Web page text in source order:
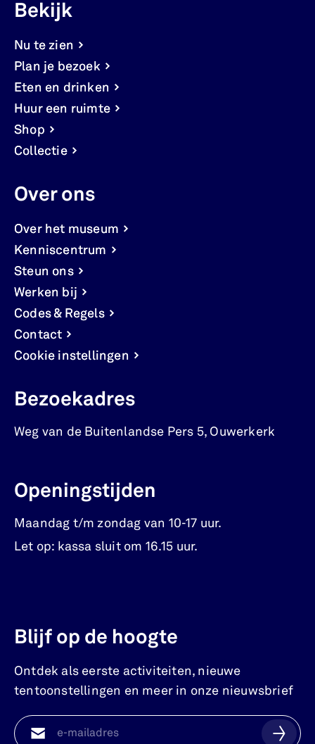
Bekijk
Nu te zien
Plan je bezoek
Eten en drinken
Huur een ruimte
Shop
Collectie
Over ons
Over het museum
Kenniscentrum
Steun ons
Werken bij
Codes & Regels
Contact
Cookie instellingen
Bezoekadres
Weg van de Buitenlandse Pers 5, Ouwerkerk
Openingstijden
Maandag t/m zondag van 10-17 uur.
Let op: kassa sluit om 16.15 uur.
Blijf op de hoogte
Ontdek als eerste activiteiten, nieuwe
tentoonstellingen en meer in onze nieuwsbrief